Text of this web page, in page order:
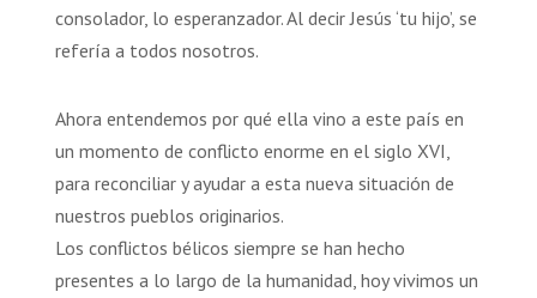
consolador, lo esperanzador. Al decir Jesús ‘tu hijo’, se
refería a todos nosotros.
Ahora entendemos por qué ella vino a este país en
un momento de conflicto enorme en el siglo XVI,
para reconciliar y ayudar a esta nueva situación de
nuestros pueblos originarios.
Los conflictos bélicos siempre se han hecho
presentes a lo largo de la humanidad, hoy vivimos un